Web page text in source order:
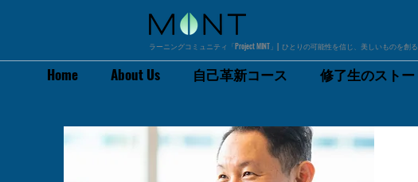
ラーニングコミュニティ「Project MINT」| ひとりの可能性を信じ、美しいものを創る
Home About Us 自己革新コース 修了生のスト